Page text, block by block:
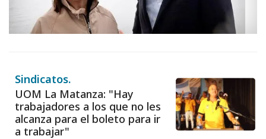
Sindicatos.
UOM La Matanza: "Hay
trabajadores a los que no les
alcanza para el boleto para ir
a trabajar"